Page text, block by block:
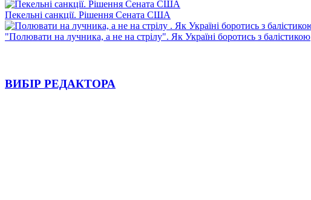
Пекельні санкції. Рішення Сената США
"Полювати на лучника, а не на стрілу". Як Україні боротись з балістикою
ВИБІР РЕДАКТОРА